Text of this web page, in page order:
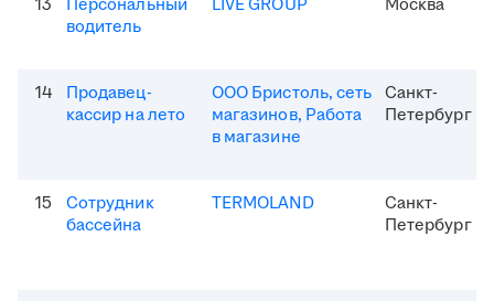
13
Персональный
водитель
LIVE GROUP Москва
14
Продавец-
кассир на лето
ООО Бристоль, сеть
магазинов, Работа
в магазине
Санкт-
Петербург
15
Сотрудник
бассейна
TERMOLAND
Санкт-
Петербург